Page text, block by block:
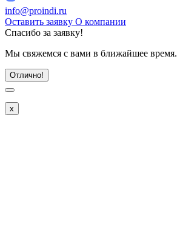
info@proindi.ru
Оставить заявку О компании
Спасибо за заявку!
Мы свяжемся с вами в ближайшее время.
Отлично!
x